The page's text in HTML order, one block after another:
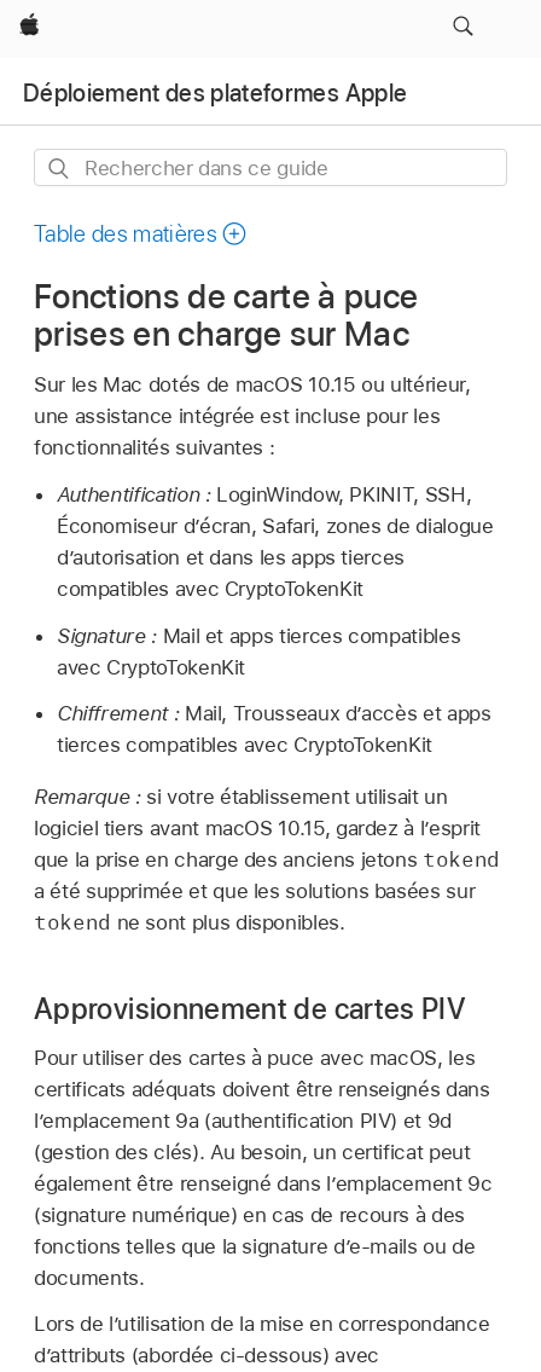
Apple
Déploiement des plateformes Apple
Rechercher
ce
Table des matières
Fonctions de carte à puce
prises en charge sur Mac
Sur les Mac dotés de macOS 10.15 ou ultérieur,
une assistance intégrée est incluse pour les
fonctionnalités suivantes :
Authentification :LoginWindow, PKINIT, SSH,
Économiseur d’écran, Safari, zones de dialogue
d’autorisation et dans les apps tierces
compatibles avec CryptoTokenKit
Signature :Mail et apps tierces compatibles
avec CryptoTokenKit
Chiffrement :Mail, Trousseaux d’accès et apps
tierces compatibles avec CryptoTokenKit
Remarque : si votre établissement utilisait un
logiciel tiers avant macOS 10.15, gardez à l’esprit
que la prise en charge des anciens jetons tokend
a été supprimée et que les solutions basées sur
tokend ne sont plus disponibles.
Approvisionnement de cartes PIV
Pour utiliser des cartes à puce avec macOS, les
certificats adéquats doivent être renseignés dans
l’emplacement 9a (authentification PIV) et 9d
(gestion des clés). Au besoin, un certificat peut
également être renseigné dans l’emplacement 9c
(signature numérique) en cas de recours à des
fonctions telles que la signature d’e-mails ou de
documents.
Lors de l’utilisation de la mise en correspondance
d’attributs (abordée ci-dessous) avec